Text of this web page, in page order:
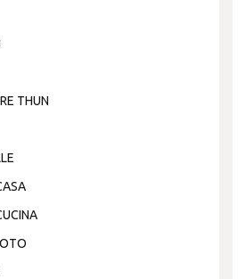
THUN